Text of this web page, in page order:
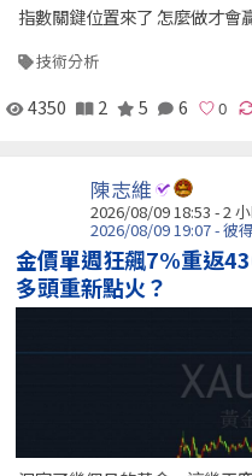
指數關鍵位置來了 怎麼做才會
技術分析
4350 2 5 6
陳志維
2026/08/09 18:53 -2
2026/08/09 19:07 - 彼
金價單週狂飆7%重返
多頭重新點火？